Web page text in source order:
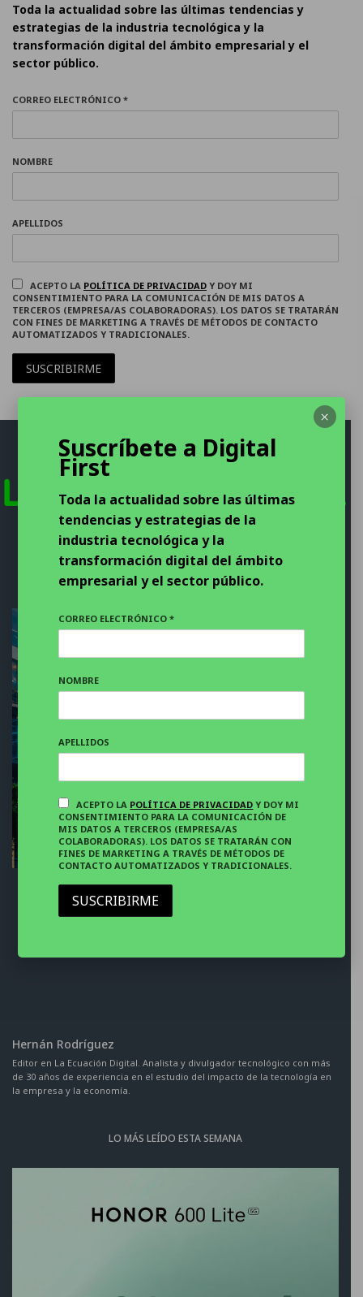
Toda la actualidad sobre las últimas tendencias y
estrategias de la industria tecnológica y la
transformación digital del ámbito empresarial y el
sector público.
CORREO ELECTRÓNICO *
NOMBRE
APELLIDOS
ACEPTO LA POLÍTICA DE PRIVACIDAD Y DOY MI
CONSENTIMIENTO PARA LA COMUNICACIÓN DE MIS DATOS A
TERCEROS (EMPRESA/AS COLABORADORAS). LOS DATOS SE TRATARÁN
CON FINES DE MARKETING A TRAVÉS DE MÉTODOS DE CONTACTO
AUTOMATIZADOS Y TRADICIONALES.
SUSCRIBIRME
NOTICIAS DESTACADAS
Las tecnológicas europeas facturan la
Hernán Rodríguez
Editor en La Ecuación Digital. Analista y divulgador tecnológico con más
de 30 años de experiencia en el estudio del impacto de la tecnología en
la empresa y la economía.
LO MÁS LEÍDO ESTA SEMANA
Suscríbete a Digital
First
Toda la actualidad sobre las últimas
tendencias y estrategias de la
industria tecnológica y la
transformación digital del ámbito
empresarial y el sector público.
CORREO ELECTRÓNICO *
NOMBRE
APELLIDOS
ACEPTO LA POLÍTICA DE PRIVACIDAD Y DOY MI
CONSENTIMIENTO PARA LA COMUNICACIÓN DE
MIS DATOS A TERCEROS (EMPRESA/AS
COLABORADORAS). LOS DATOS SE TRATARÁN CON
FINES DE MARKETING A TRAVÉS DE MÉTODOS DE
CONTACTO AUTOMATIZADOS Y TRADICIONALES.
SUSCRIBIRME
×